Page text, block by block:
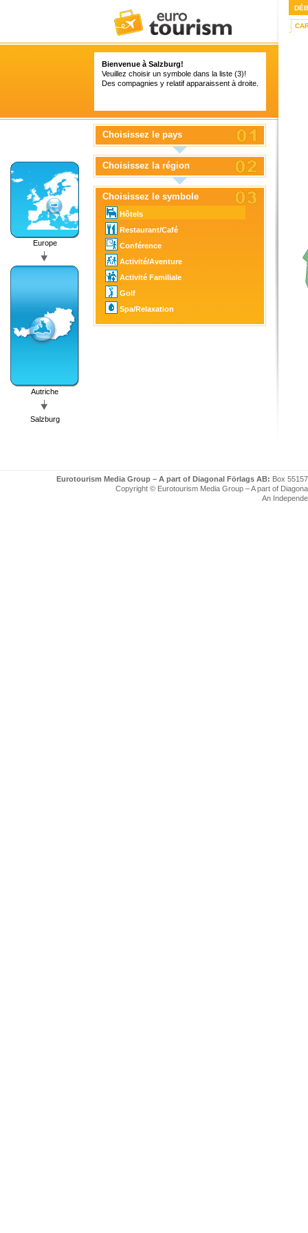
Bienvenue à Salzburg!
Veuillez choisir un symbole dans la liste (3)!
Des compagnies y relatif apparaissent à droite.
Europe
Autriche
Salzburg
Choisissez le pays
Choisissez la région
Choisissez le symbole
Hôtels
Restaurant/Café
Conférence
Activité/Aventure
Activité Familiale
Golf
Spa/Relaxation
Eurotourism Media Group – A part of Diagonal Förlags AB: Box
Copyright © Eurotourism Media Group – A part of
An